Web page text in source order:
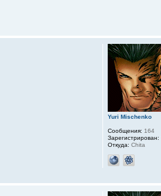
Yuri Mischenko
Сообщения: 164
Зарегистрирован:
Откуда: Chita